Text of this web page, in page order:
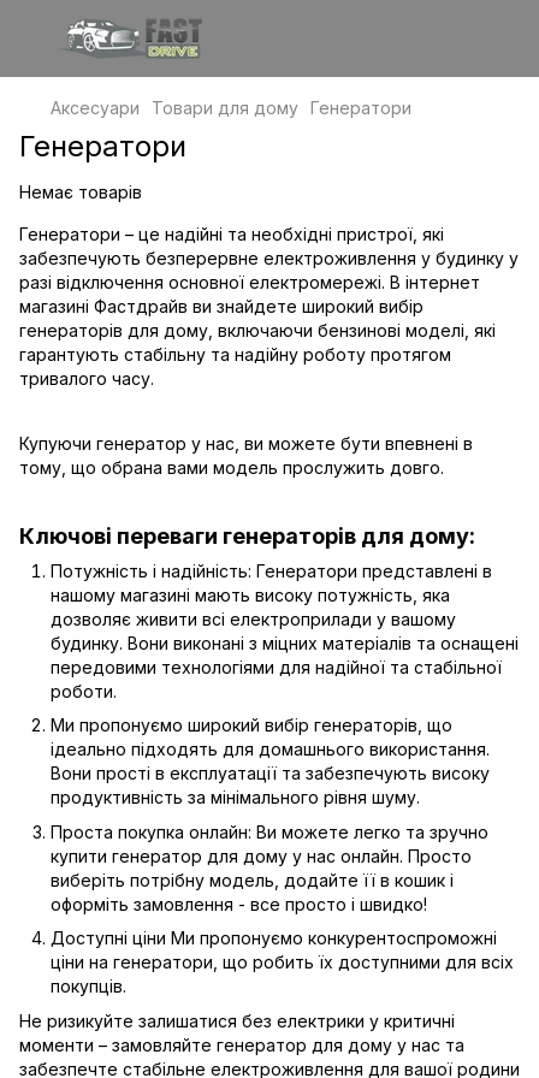
Аксесуари Товари для дому Генератори
Генератори
Немає товарів
Генератори – це надійні та необхідні пристрої, які
забезпечують безперервне електроживлення у будинку у
разі відключення основної електромережі. В інтернет
магазині Фастдрайв ви знайдете широкий вибір
генераторів для дому, включаючи бензинові моделі, які
гарантують стабільну та надійну роботу протягом
тривалого часу.
Купуючи генератор у нас, ви можете бути впевнені в
тому, що обрана вами модель прослужить довго.
Ключові переваги генераторів для дому:
Потужність і надійність: Генератори представлені в
нашому магазині мають високу потужність, яка
дозволяє живити всі електроприлади у вашому
будинку. Вони виконані з міцних матеріалів та оснащені
передовими технологіями для надійної та стабільної
роботи.
Ми пропонуємо широкий вибір генераторів, що
ідеально підходять для домашнього використання.
Вони прості в експлуатації та забезпечують високу
продуктивність за мінімального рівня шуму.
Проста покупка онлайн: Ви можете легко та зручно
купити генератор для дому у нас онлайн. Просто
виберіть потрібну модель, додайте її в кошик і
оформіть замовлення - все просто і швидко!
Доступні ціни Ми пропонуємо конкурентоспроможні
ціни на генератори, що робить їх доступними для всіх
покупців.
Не ризикуйте залишатися без електрики у критичні
моменти – замовляйте генератор для дому у нас та
забезпечте стабільне електроживлення для вашої родини